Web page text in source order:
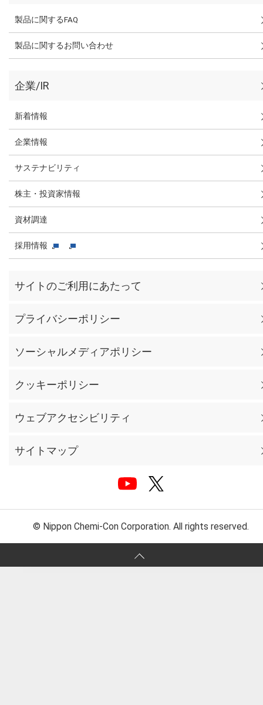
製品に関するFAQ
製品に関するお問い合わせ
企業/IR
新着情報
企業情報
サステナビリティ
株主・投資家情報
資材調達
採用情報
サイトのご利用にあたって
プライバシーポリシー
ソーシャルメディアポリシー
クッキーポリシー
ウェブアクセシビリティ
サイトマップ
© Nippon Chemi-Con Corporation. All rights reserved.